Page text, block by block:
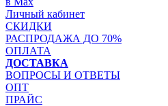
Личный кабинет
СКИДКИ
РАСПРОДАЖА ДО 70%
ОПЛАТА
ДОСТАВКА
ВОПРОСЫ И ОТВЕТЫ
ОПТ
ПРАЙС